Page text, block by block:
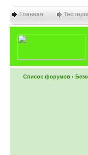
Главная
Список форумов ‹